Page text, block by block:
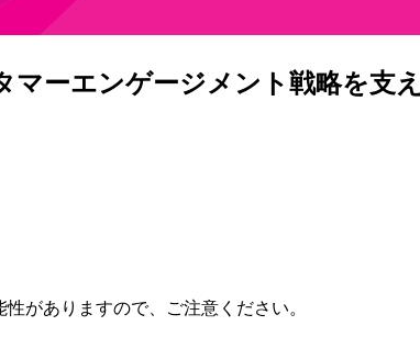
マーエンゲージメント戦略を支
がありますので、ご注意ください。